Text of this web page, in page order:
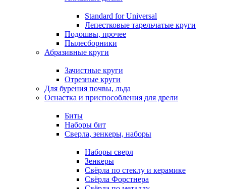
Standard for Universal
Лепестковые тарельчатые круги
Подошвы, прочее
Пылесборники
Абразивные круги
Зачистные круги
Отрезные круги
Для бурения почвы, льда
Оснастка и приспособления для дрели
Биты
Наборы бит
Сверла, зенкеры, наборы
Наборы сверл
Зенкеры
Свёрла по стеклу и керамике
Свёрла Форстнера